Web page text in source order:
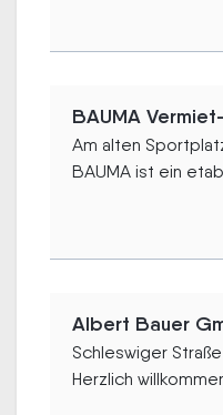
BAUMA
Am alten
BAUMA ist ein
Albert Bauer
Schleswiger
Herzlich